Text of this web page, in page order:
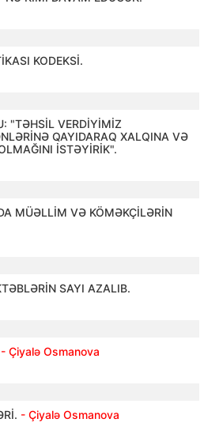
KODEKSİ.
"TƏHSİL VERDİYİMİZ
QAYIDARAQ XALQINA VƏ
İSTƏYİRİK".
MÜƏLLİM VƏ KÖMƏKÇİLƏRİN
SAYI AZALIB.
- Çiyalə Osmanova
- Çiyalə Osmanova